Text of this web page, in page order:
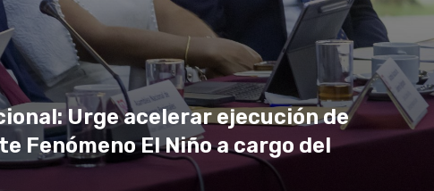
Urge acelerar ejecución de
Fenómeno El Niño a cargo del